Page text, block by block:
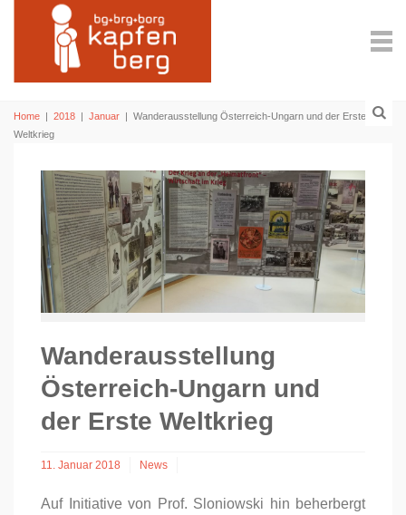
Home | 2018 | Januar | Wanderausstellung Österreich-Ungarn und der Erste
Weltkrieg
Wanderausstellung
Österreich-Ungarn und
der Erste Weltkrieg
11. Januar 2018 News
Auf Initiative von Prof. Sloniowski hin beherbergt